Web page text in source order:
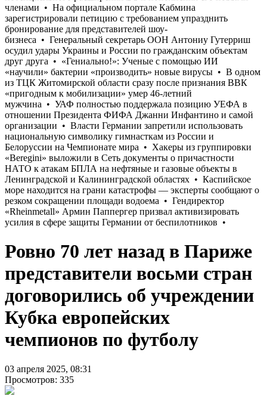
Ровно 70 лет назад в Париже
представители восьми стран
договорились об учреждении
Кубка европейских
чемпионов по футболу
03 апреля 2025, 08:31
Просмотров: 335